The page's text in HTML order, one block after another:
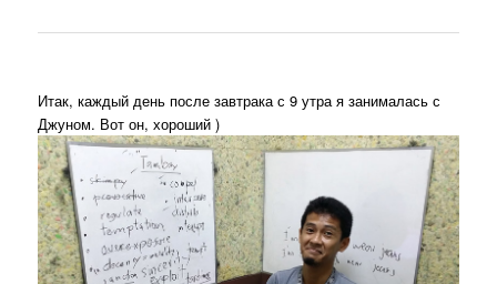
Итак, каждый день после завтрака с 9 утра я занималась с
Джуном. Вот он, хороший )